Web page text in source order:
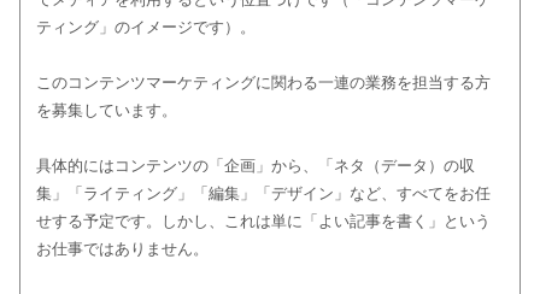
ティング」のイメージです）。
このコンテンツマーケティングに関わる一連の業務を担当する方
を募集しています。
具体的にはコンテンツの「企画」から、「ネタ（データ）の収
集」「ライティング」「編集」「デザイン」など、すべてをお任
せする予定です。しかし、これは単に「よい記事を書く」という
お仕事ではありません。